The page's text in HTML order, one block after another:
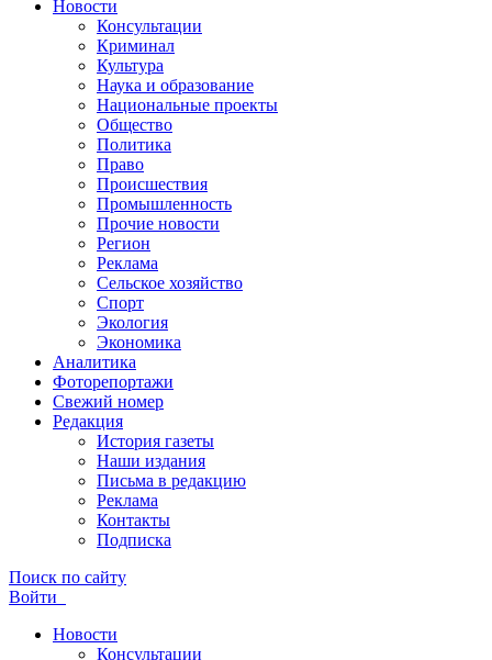
Новости
Консультации
Криминал
Культура
Наука и образование
Национальные проекты
Общество
Политика
Право
Происшествия
Промышленность
Прочие новости
Регион
Реклама
Сельское хозяйство
Спорт
Экология
Экономика
Аналитика
Фоторепортажи
Свежий номер
Редакция
История газеты
Наши издания
Письма в редакцию
Реклама
Контакты
Подписка
Поиск по сайту
Войти
Новости
Консультации